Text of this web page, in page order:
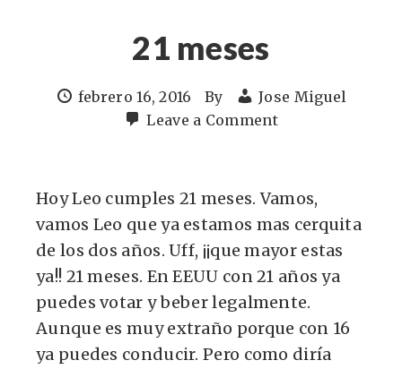
21 meses
febrero 16, 2016 By
Jose Miguel
Leave a Comment
Hoy Leo cumples 21 meses. Vamos,
vamos Leo que ya estamos mas cerquita
de los dos años. Uff, ¡¡que mayor estas
ya!! 21 meses. En EEUU con 21 años ya
puedes votar y beber legalmente.
Aunque es muy extraño porque con 16
ya puedes conducir. Pero como diría